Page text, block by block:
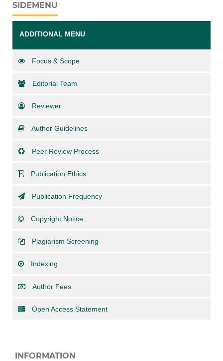
SIDEMENU
ADDITIONAL MENU
Focus & Scope
Editorial Team
Reviewer
Author Guidelines
Peer Review Process
Publication Ethics
Publication Frequency
Copyright Notice
Plagiarism Screening
Indexing
Author Fees
Open Access Statement
INFORMATION